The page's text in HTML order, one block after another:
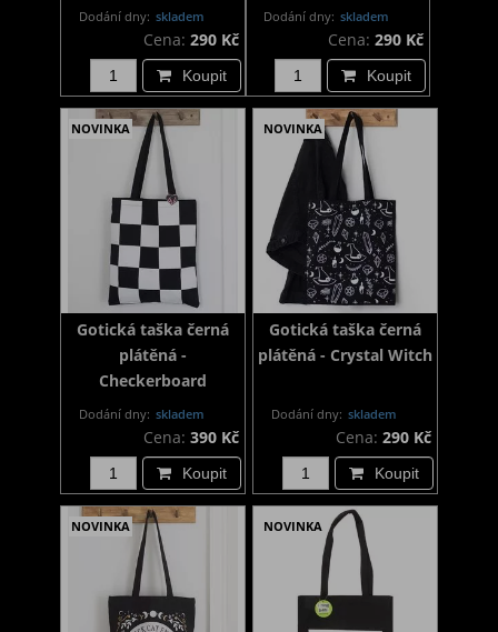
Dodání dny: skladem
Cena: 290 Kč
Koupit
Dodání dny: skladem
Cena:290 Kč
Koupit
NOVINKA
Gotická taška černá
plátěná -
Checkerboard
Dodání dny: skladem
Cena: 390 Kč
Koupit
NOVINKA
Gotická taška černá
plátěná - Crystal Witch
Dodání dny: skladem
Cena: 290 Kč
Koupit
NOVINKA NOVINKA